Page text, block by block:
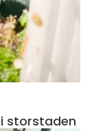
storstaden